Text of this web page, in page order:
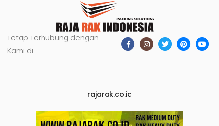
Tetap Terhubung dengan
Kami di
rajarak.co.id